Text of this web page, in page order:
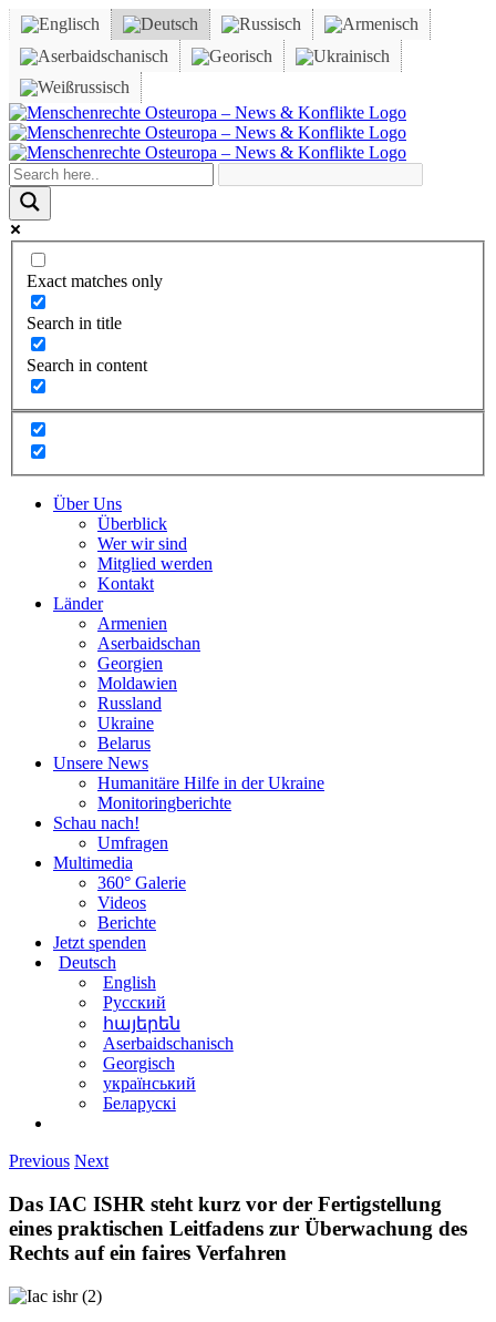
Skip
to
content
Facebook
X
YouTube
Instagram
Email
Exact matches only
Search in title
Search in content
Über Uns
Überblick
Wer wir sind
Mitglied werden
Kontakt
Länder
Armenien
Aserbaidschan
Georgien
Moldawien
Russland
Ukraine
Belarus
Unsere News
Humanitäre Hilfe in der Ukraine
Monitoringberichte
Schau nach!
Umfragen
Multimedia
360° Galerie
Videos
Berichte
Jetzt spenden
Deutsch
English
Русский
հայերեն
Aserbaidschanisch
Georgisch
український
Беларускі
Previous Next
Das IAC ISHR steht kurz vor der Fertigstellung
eines praktischen Leitfadens zur Überwachung des
Rechts auf ein faires Verfahren